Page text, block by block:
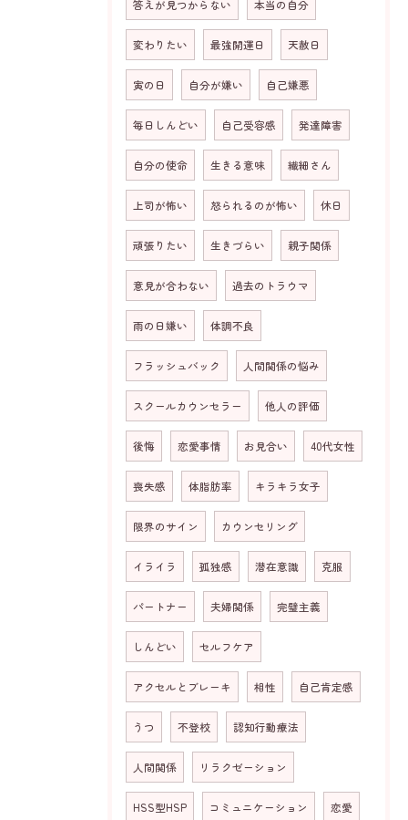
答えが見つからない 本当の自分
変わりたい 最強開運日 天赦日
寅の日 自分が嫌い 自己嫌悪
毎日しんどい 自己受容感 発達障害
自分の使命 生きる意味 繊細さん
上司が怖い 怒られるのが怖い 休日
頑張りたい 生きづらい 親子関係
意見が合わない 過去のトラウマ
雨の日嫌い 体調不良
フラッシュバック 人間関係の悩み
スクールカウンセラー 他人の評価
後悔 恋愛事情 お見合い 40代女性
喪失感 体脂肪率 キラキラ女子
限界のサイン カウンセリング
イライラ 孤独感 潜在意識 克服
パートナー 夫婦関係 完璧主義
しんどい セルフケア
アクセルとブレーキ 相性 自己肯定感
うつ 不登校 認知行動療法
人間関係 リラクゼーション
HSS型HSP コミュニケーション 恋愛
お問い合わせはこちら